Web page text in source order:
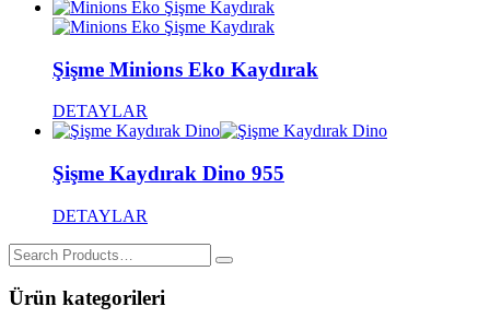
Şişme Minions Eko Kaydırak
DETAYLAR
Şişme Kaydırak Dino 955
DETAYLAR
Search
for:
Ürün kategorileri